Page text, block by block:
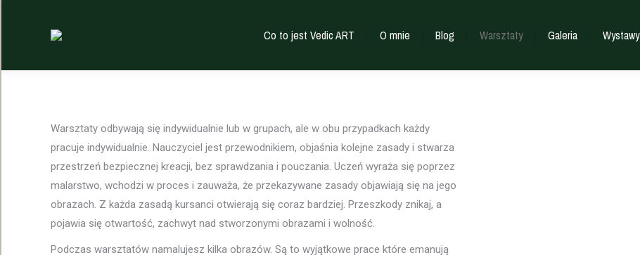
Co to jest Vedic ART O mnie Blog Warsztaty Galeria Wystawy
Warsztaty odbywają się indywidualnie lub w grupach, ale w obu przypadkach każdy
pracuje indywidualnie. Nauczyciel jest przewodnikiem, objaśnia kolejne zasady i stwarza
przestrzeń bezpiecznej kreacji, bez sprawdzania i pouczania. Uczeń wyraża się poprzez
malarstwo, wchodzi w proces i zauważa, że przekazywane zasady objawiają się na jego
obrazach. Z każda zasadą kursanci otwierają się coraz bardziej. Przeszkody znikaj, a
pojawia się otwartość, zachwyt nad stworzonymi obrazami i wolność.
Podczas warsztatów namalujesz kilka obrazów. Są to wyjątkowe prace które emanują